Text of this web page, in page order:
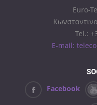
Euro-
Tel.:
E-mail:
Facebook